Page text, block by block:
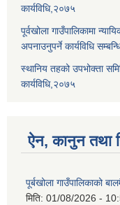
कार्यविधि,२०७५
पूर्वखोला गाउँपालिकामा
अपनाउनुपर्ने कार्यविधि
स्थानिय तहको उपभोक्ता
कार्यविधि,२०७५
ऐन, कानुन तथा
पूर्बखोला गाउँपालिकाको
मिति: 01/08/2026 -